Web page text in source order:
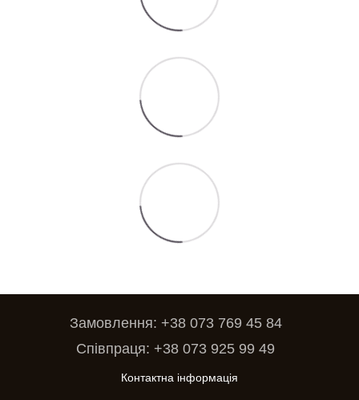
Замовлення: +38 073 769 45 84
Співпраця: +38 073 925 99 49
Контактна інформація